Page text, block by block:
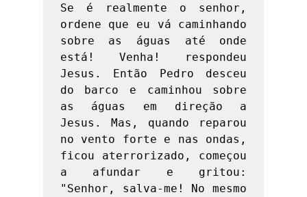
Se é realmente o senhor,
ordene que eu vá caminhando
sobre as águas até onde
está! Venha! respondeu
Jesus. Então Pedro desceu
do barco e caminhou sobre
as águas em direção a
Jesus. Mas, quando reparou
no vento forte e nas ondas,
ficou aterrorizado, começou
a afundar e gritou:
"Senhor, salva-me! No mesmo